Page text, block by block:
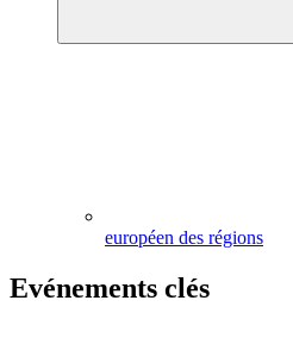
européen des régions
Evénements clés